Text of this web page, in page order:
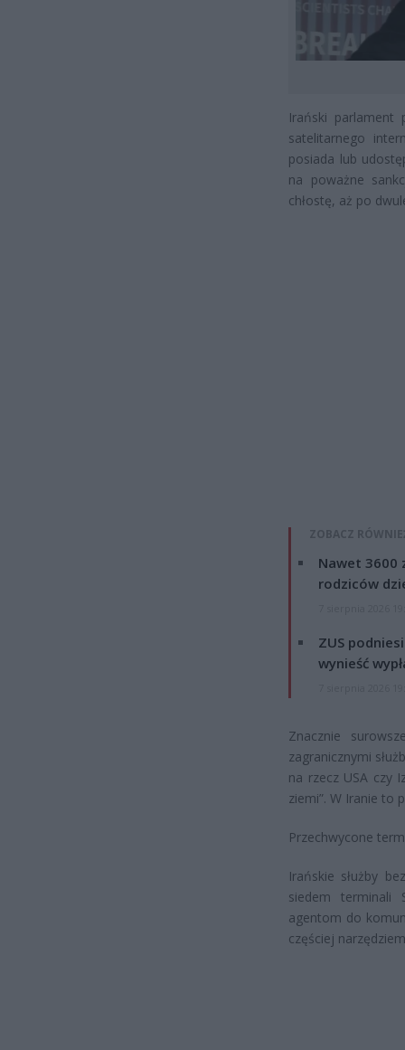
Irański parlament
satelitarnego
posiada lub
na poważne
chłostę, aż po
ZOBACZ
Nawet 3600
rodziców
ZUS
wynieść
Znacznie
zagranicznymi
na rzecz USA czy
ziemi”. W Iranie to
Przechwycone
Irańskie służby
siedem terminali
agentom do
częściej